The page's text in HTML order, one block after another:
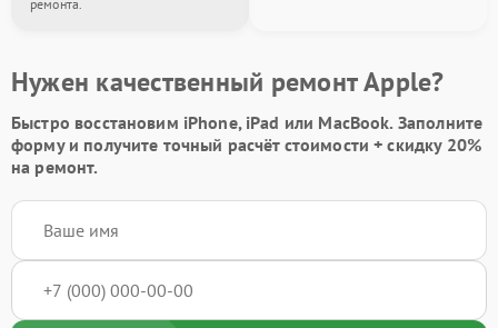
ремонта.
Нужен качественный ремонт Apple?
Быстро восстановим iPhone, iPad или MacBook. Заполните
формуи получите точный расчёт стоимости +скидку 20%
на ремонт.